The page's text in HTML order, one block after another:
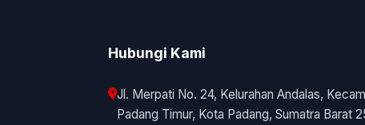
Hubungi Kami
Jl. Merpati No. 24, Kelurahan Andalas,
Padang Timur, Kota Padang, Sumatra Barat